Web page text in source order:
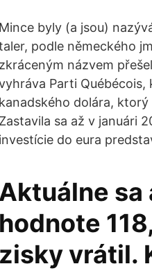
Mince byly (a jsou)
podle německého
zkráceným názvem
Parti
kanadského dolára,
Zastavila sa až v januári
investície do eura
Aktuálne sa
hodnote
zisky vrátil.